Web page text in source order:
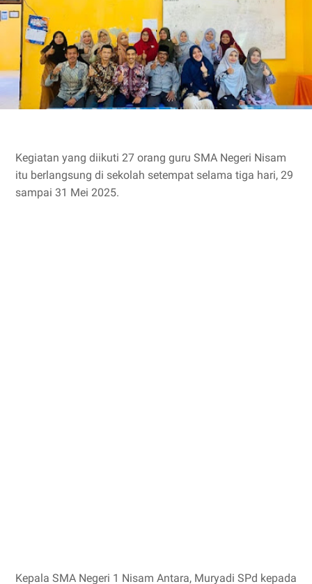
Kegiatan yang diikuti 27 orang guru SMA Negeri Nisam
itu berlangsung di sekolah setempat selama tiga hari, 29
sampai 31 Mei 2025.
Kepala SMA Negeri 1 Nisam Antara, Muryadi SPd kepada